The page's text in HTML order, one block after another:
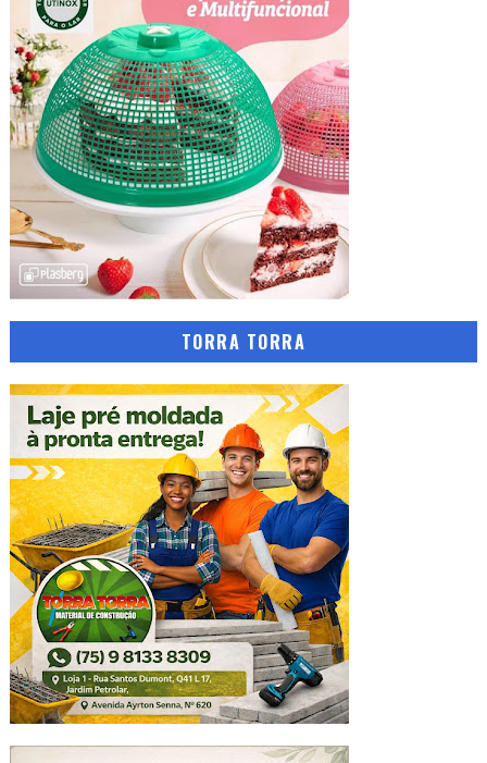
TORRA TORRA